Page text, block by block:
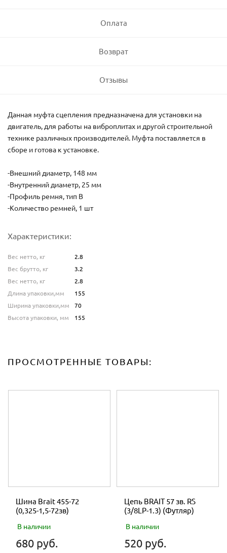
Оплата
Возврат
Отзывы
Данная муфта сцепления предназначена для установки на
двигатель, для работы на виброплитах и другой строительной
технике различных производителей. Муфта поставляется в
сборе и готова к установке.
-Внешний диаметр, 148 мм
-Внутренний диаметр, 25 мм
-Профиль ремня, тип В
-Количество ремней, 1 шт
Характеристики:
Вес нетто, кг
2.8
Вес брутто, кг
3.2
Вес нетто, кг
2.8
Длина упаковки,мм
155
Ширина упаковки,мм
70
Высота упаковки, мм
155
ПРОСМОТРЕННЫЕ ТОВАРЫ:
Шина Brait 455-72
(0,325-1,5-72зв)
В наличии
680 руб.
Цепь BRAIT 57 зв. RS
(3/8LP-1.3) (Футляр)
В наличии
520 руб.